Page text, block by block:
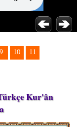
9 10 11
Kur'ân